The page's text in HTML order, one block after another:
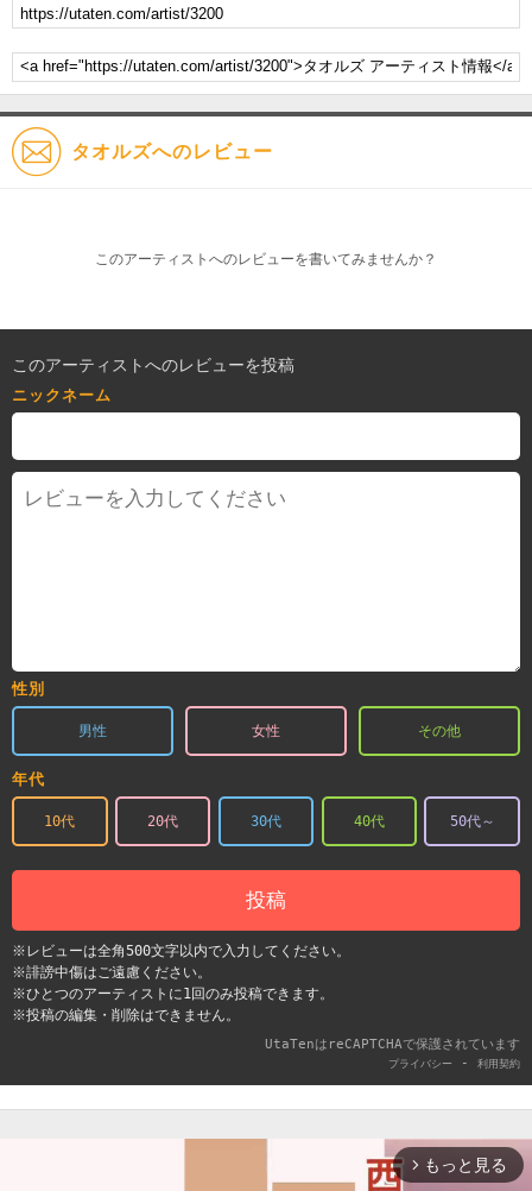
タオルズへのレビュー
このアーティストへのレビューを書いてみませんか？
このアーティストへのレビューを投稿
ニックネーム
性別
男性 女性 その他
年代
10代 20代 30代 40代 50代～
投稿
※レビューは全角500文字以内で入力してください。
※誹謗中傷はご遠慮ください。
※ひとつのアーティストに1回のみ投稿できます。
※投稿の編集・削除はできません。
UtaTenはreCAPTCHAで保護されています
プライバシー - 利用契約
arrow_forward_ios もっと見る